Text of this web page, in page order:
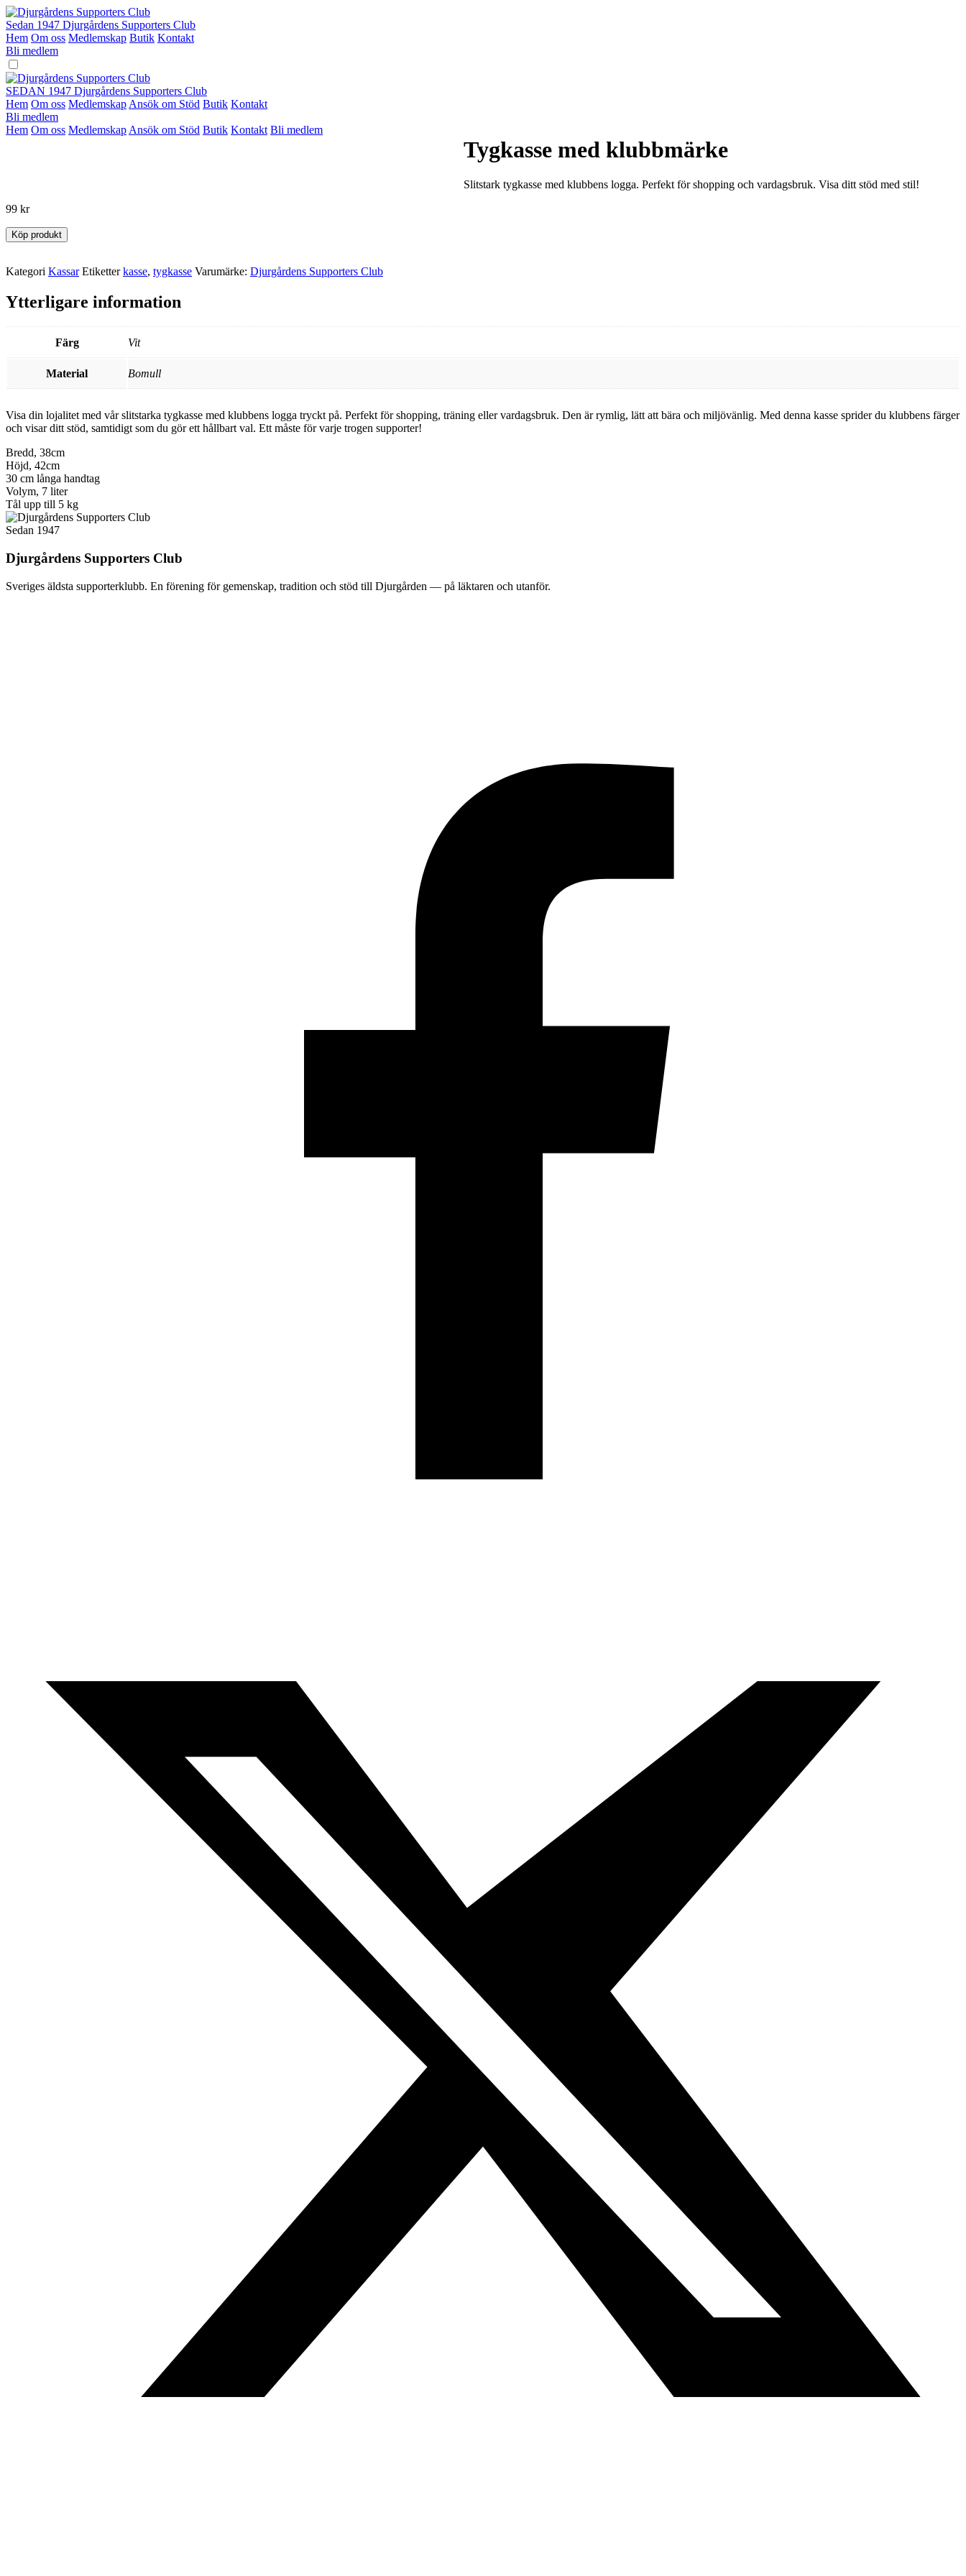
Hoppa
till
innehåll
Sedan 1947 Djurgårdens Supporters Club
Hem Om oss Medlemskap Butik Kontakt
Bli medlem
SEDAN 1947 Djurgårdens Supporters Club
Hem Om oss Medlemskap Ansök om Stöd Butik Kontakt
Bli medlem
Hem Om oss Medlemskap Ansök om Stöd Butik Kontakt Bli medlem
Tygkasse med klubbmärke
Slitstark tygkasse med klubbens logga. Perfekt för shopping och vardagsbruk. Visa ditt stöd med stil!
99 kr
Köp produkt
Kategori Kassar Etiketter kasse, tygkasse Varumärke: Djurgårdens Supporters Club
Ytterligare information
Färg Vit
Material Bomull
Visa din lojalitet med vår slitstarka tygkasse med klubbens logga tryckt på. Perfekt för shopping, träning eller vardagsbruk. Den är rymlig, lätt att bära och miljövänlig. Med denna kasse sprider du klubbens färger
och visar ditt stöd, samtidigt som du gör ett hållbart val. Ett måste för varje trogen supporter!
Bredd, 38cm
Höjd, 42cm
30 cm långa handtag
Volym, 7 liter
Tål upp till 5 kg
Sedan 1947
Djurgårdens Supporters Club
Sveriges äldsta supporterklubb. En förening för gemenskap, tradition och stöd till Djurgården — på läktaren och utanför.